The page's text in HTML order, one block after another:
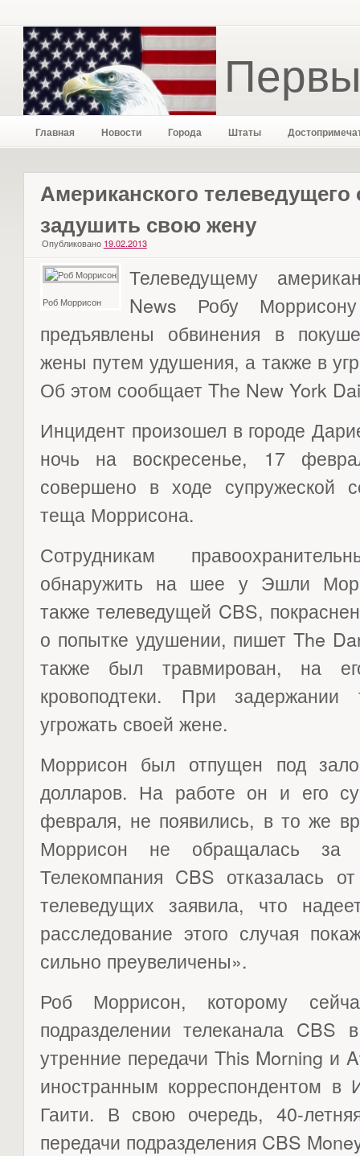
Главная Новости Города Штаты
Американского
задушить свою жену
Опубликовано 19.02.2013
Роб Моррисон
Телеведущему
News Робу
предъявлены обвинения в
жены путем удушения, а также в
Об этом сообщает The New York
Инцидент произошел в городе
ночь на воскресенье, 17
совершено в ходе супружеской
теща Моррисона.
Сотрудникам
обнаружить на шее у Эшли
также телеведущей CBS,
о попытке удушении, пишет The
также был травмирован, на
кровоподтеки. При задержании
угрожать своей жене.
Моррисон был отпущен под
долларов. На работе он и его
февраля, не появились, в то же
Моррисон не обращалась за
Телекомпания CBS отказалась
телеведущих заявила, что
расследование этого случая
сильно преувеличены».
Роб Моррисон, которому
подразделении телеканала
утренние передачи This Morning и
иностранным корреспондентом в
Гаити. В свою очередь, 40-
передачи подразделения CBS